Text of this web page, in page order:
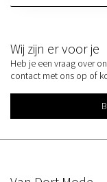
Wij zijn er voor je
Heb je een vraag over
contact met ons op of